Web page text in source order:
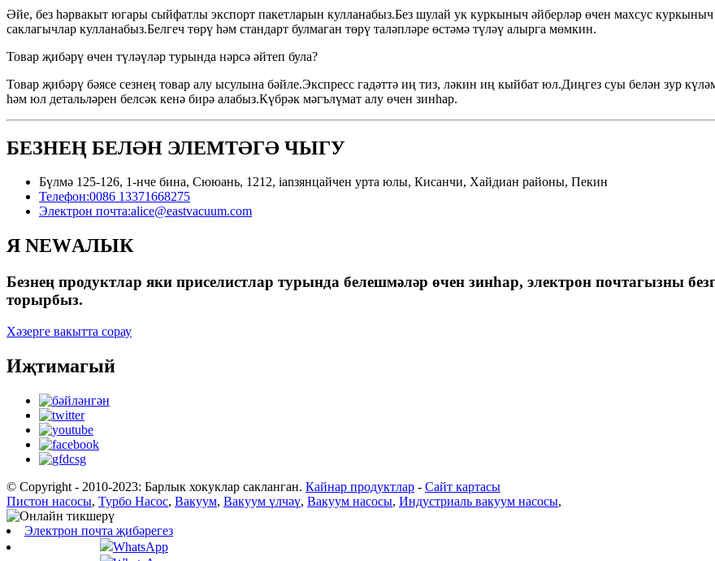
Әйе, без һәрвакыт югары сыйфатлы экспорт пакетларын кулланабыз.Без шулай ук ​​куркыныч әйберләр өчен махсус куркыныч
саклагычлар кулланабыз.Белгеч төрү һәм стандарт булмаган төрү таләпләре өстәмә түләү алырга мөмкин.
Товар җибәрү өчен түләүләр турында нәрсә әйтеп була?
Товар җибәрү бәясе сезнең товар алу ысулына бәйле.Экспресс гадәттә иң тиз, ләкин иң кыйбат юл.Диңгез суы белән зур
һәм юл детальләрен белсәк кенә бирә алабыз.Күбрәк мәгълүмат алу өчен зинһар.
БЕЗНЕҢ БЕЛӘН ЭЛЕМТӘГӘ ЧЫГУ
Бүлмә 125-126, 1-нче бина, Сююань, 1212, ianзянцайчен урта юлы, Кисанчи, Хайдиан районы, Пекин
Телефон:0086 13371668275
Электрон почта:alice@eastvacuum.com
Я NEWАЛЫК
Безнең продуктлар яки приселистлар турында белешмәләр өчен зинһар, электрон почтагызны
торырбыз.
Хәзерге вакытта сорау
Иҗтимагый
© Copyright - 2010-2023: Барлык хокуклар сакланган. Кайнар продуктлар - Сайт картасы
Пистон насосы, Турбо Насос, Вакуум, Вакуум үлчәү, Вакуум насосы, Индустриаль вакуум насосы,
Электрон почта җибәрегез
WhatsApp